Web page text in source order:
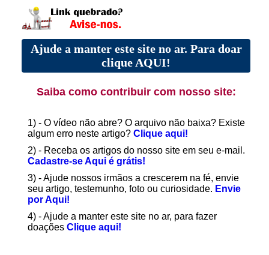
Ajude a manter este site no ar. Para doar
clique AQUI!
Saiba como contribuir com nosso site:
1) - O vídeo não abre? O arquivo não baixa? Existe
algum erro neste artigo? Clique aqui!
2) - Receba os artigos do nosso site em seu e-mail.
Cadastre-se Aqui é grátis!
3) - Ajude nossos irmãos a crescerem na fé, envie
seu artigo, testemunho, foto ou curiosidade. Envie
por Aqui!
4) - Ajude a manter este site no ar, para fazer
doações Clique aqui!